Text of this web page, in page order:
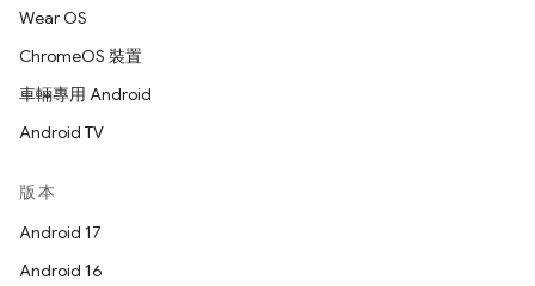
Wear OS
ChromeOS 裝置
車輛專用 Android
Android TV
版本
Android 17
Android 16